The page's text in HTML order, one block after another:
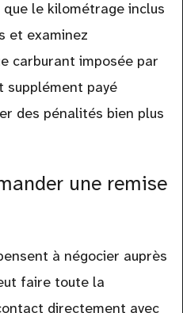
le kilométrage inclus
et examinez
carburant imposée par
supplément payé
des pénalités bien plus
une remise
à négocier auprès
faire toute la
directement avec